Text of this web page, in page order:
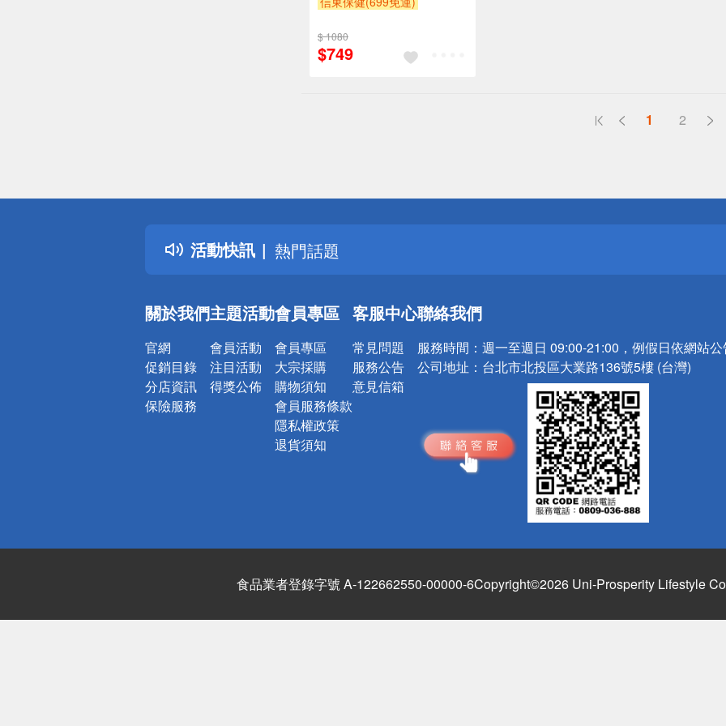
$ 1080
$749
1 2
活動快訊
詐騙網頁！請小心！
得獎公告
熱門話題
銀行優惠
詐騙網頁！請小心！
關於我們
官網
促銷目錄
分店資訊
保險服務
主題活動
會員活動
注目活動
得獎公佈
會員專區
會員專區
大宗採購
購物須知
會員服務條款
隱私權政策
退貨須知
客服中心
常見問題
服務公告
意見信箱
聯絡我們
服務時間： 週一至週日 09:00-21:00，例假日依網站
公司地址： 台北市北投區大業路136號5樓 (台灣)
食品業者登錄字號 A-122662550-00000-6Copyright©2026 Uni-Prosperity Lifestyle